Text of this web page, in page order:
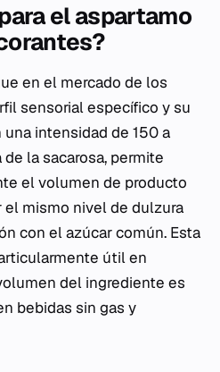
el aspartamo
en el mercado de los
sensorial específico y su
intensidad de 150 a
la sacarosa, permite
el volumen de producto
el mismo nivel de dulzura
con el azúcar común. Esta
útil en
del ingrediente es
bebidas sin gas y